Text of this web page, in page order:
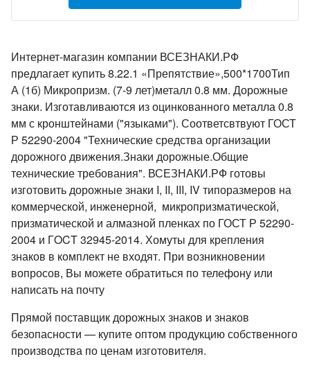
Интернет-магазин компании ВСЕЗНАКИ.РФ
предлагает купить 8.22.1 «Препятствие»,500*1700Тип
А (1б) Микропризм. (7-9 лет)металл 0.8 мм. Дорожные
знаки. Изготавливаются из оцинкованного металла 0.8
мм с кронштейнами ("языками"). Соответсвтвуют ГОСТ
Р 52290-2004 "Технические средства организации
дорожного движения.Знаки дорожные.Общие
технические требования". ВСЕЗНАКИ.РФ готовы
изготовить дорожные знаки I, II, III, IV типоразмеров на
коммерческой, инженерной, микропризматической,
призматической и алмазной пленках по ГОСТ Р 52290-
2004 и ГOCT 32945-2014. Хомуты для крепления
знаков в комплект не входят. При возникновении
вопросов, Вы можете обратиться по телефону или
написать на почту
Прямой поставщик дорожных знаков и знаков
безопасности — купите оптом продукцию собственного
производства по ценам изготовителя.